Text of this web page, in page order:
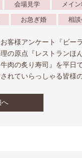
会場見学 メイ
お急ぎ婚 相談
客様アンケート『ビー
の原点『レストランほ
肉の炙り寿司』を平日
れていらっしゃる皆
へ